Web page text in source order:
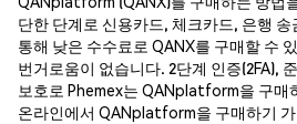
단한 단계로 신용카드, 체크카드, 은행
통해 낮은 수수료로 QANX를 구매할 수
번거로움이 없습니다. 2단계 인증(2FA),
보호로 Phemex는 QANplatform을 구매
온라인에서 QANplatform을 구매하기